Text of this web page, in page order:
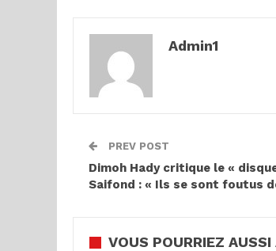
Admin1
PREV POST
Dimoh Hady critique le «
Saifond : « Ils se sont foutus
VOUS POURRIEZ AUSSI